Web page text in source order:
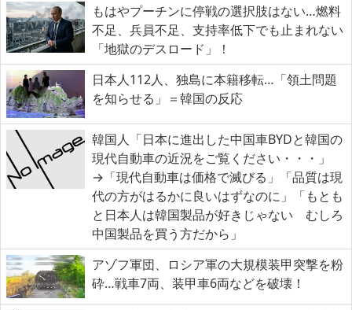
もはやプーチンに停戦の選択肢はない…燃料
不足、兵員不足、支持率低下でも止まれない
「地獄のデスロード」！
日本人112人、独島に本籍移転…「領土問題
を知らせる」＝韓国の反応
韓国人「日本に進出した中国車BYDと韓国の
現代自動車の近況をご覧ください・・・」
→「現代自動車は価格で滅びる」「品質は現
代の方がはるかに良いはずなのに」「もとも
と日本人は韓国製品が好きじゃない むしろ
中国製品を買う方だから」
アゾフ軍団、ロシア軍の大規模装甲突撃を粉
砕…戦車7両、装甲車6両などを破壊！